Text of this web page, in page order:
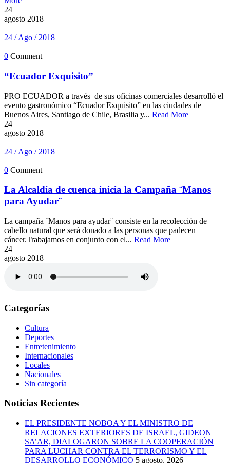
24
agosto 2018
|
24 / Ago / 2018
|
0 Comment
“Ecuador Exquisito”
PRO ECUADOR a través de sus oficinas comerciales desarrolló el
evento gastronómico “Ecuador Exquisito” en las ciudades de
Buenos Aires, Santiago de Chile, Brasilia y... Read More
24
agosto 2018
|
24 / Ago / 2018
|
0 Comment
La Alcaldía de cuenca inicia la Campaña ¨Manos
para Ayudar¨
La campaña ¨Manos para ayudar¨ consiste en la recolección de
cabello natural que será donado a las personas que padecen
cáncer.Trabajamos en conjunto con el... Read More
24
agosto 2018
Categorías
Cultura
Deportes
Entretenimiento
Internacionales
Locales
Nacionales
Sin categoría
Noticias Recientes
EL PRESIDENTE NOBOA Y EL MINISTRO DE
RELACIONES EXTERIORES DE ISRAEL, GIDEON
SA’AR, DIALOGARON SOBRE LA COOPERACIÓN
PARA LUCHAR CONTRA EL TERRORISMO Y EL
DESARROLLO ECONÓMICO 5 agosto, 2026